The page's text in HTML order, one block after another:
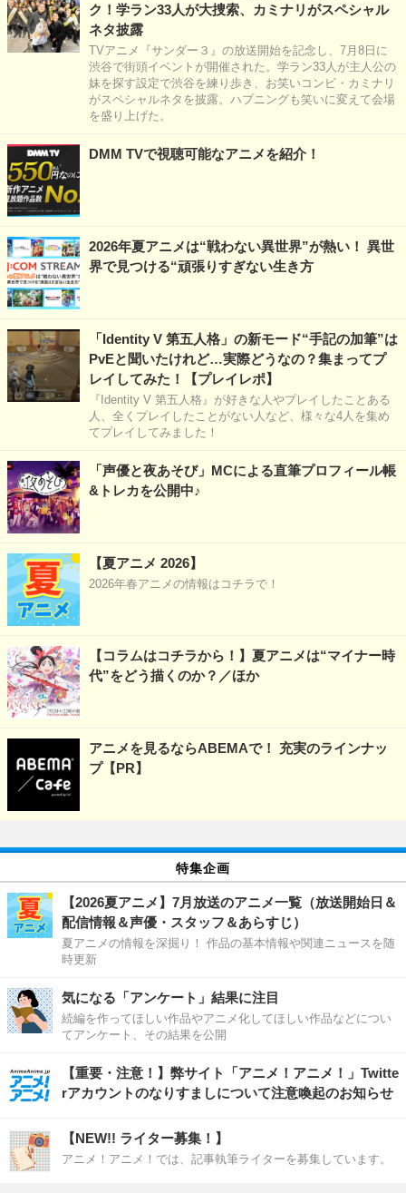
ク！学ラン33人が大捜索、カミナリがスペシャル
ネタ披露
TVアニメ『サンダー３』の放送開始を記念し、7月8日に
渋谷で街頭イベントが開催された。学ラン33人が主人公の
妹を探す設定で渋谷を練り歩き、お笑いコンビ・カミナリ
がスペシャルネタを披露。ハプニングも笑いに変えて会場
を盛り上げた。
DMM TVで視聴可能なアニメを紹介！
2026年夏アニメは“戦わない異世界”が熱い！ 異世
界で見つける“頑張りすぎない生き方
「Identity V 第五人格」の新モード“手記の加筆”は
PvEと聞いたけれど…実際どうなの？集まってプ
レイしてみた！【プレイレポ】
『Identity V 第五人格』が好きな人やプレイしたことある
人、全くプレイしたことがない人など、様々な4人を集め
てプレイしてみました！
「声優と夜あそび」MCによる直筆プロフィール帳
&トレカを公開中♪
【夏アニメ 2026】
2026年春アニメの情報はコチラで！
【コラムはコチラから！】夏アニメは“マイナー時
代”をどう描くのか？／ほか
アニメを見るならABEMAで！ 充実のラインナッ
プ【PR】
特集企画
【2026夏アニメ】7月放送のアニメ一覧（放送開始日＆
配信情報＆声優・スタッフ＆あらすじ）
夏アニメの情報を深掘り！ 作品の基本情報や関連ニュースを随
時更新
気になる「アンケート」結果に注目
続編を作ってほしい作品やアニメ化してほしい作品などについ
てアンケート、その結果を公開
【重要・注意！】弊サイト「アニメ！アニメ！」Twitte
rアカウントのなりすましについて注意喚起のお知らせ
【NEW!! ライター募集！】
アニメ！アニメ！では、記事執筆ライターを募集しています。